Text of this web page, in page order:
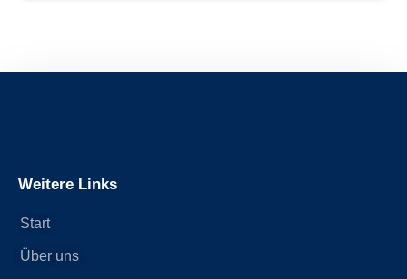
Weitere Links
Start
Über uns